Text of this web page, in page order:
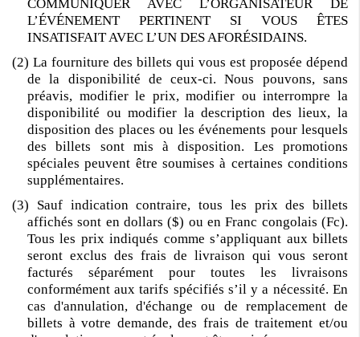
COMMUNIQUER AVEC L’ORGANISATEUR DE
L’ÉVÉNEMENT PERTINENT SI VOUS ÊTES
INSATISFAIT AVEC L’UN DES AFORÉSIDAINS.
(2) La fourniture des billets qui vous est proposée dépend
de la disponibilité de ceux-ci. Nous pouvons, sans
préavis, modifier le prix, modifier ou interrompre la
disponibilité ou modifier la description des lieux, la
disposition des places ou les événements pour lesquels
des billets sont mis à disposition. Les promotions
spéciales peuvent être soumises à certaines conditions
supplémentaires.
(3) Sauf indication contraire, tous les prix des billets
affichés sont en dollars ($) ou en Franc congolais (Fc).
Tous les prix indiqués comme s’appliquant aux billets
seront exclus des frais de livraison qui vous seront
facturés séparément pour toutes les livraisons
conformément aux tarifs spécifiés s’il y a nécessité. En
cas d'annulation, d'échange ou de remplacement de
billets à votre demande, des frais de traitement et/ou